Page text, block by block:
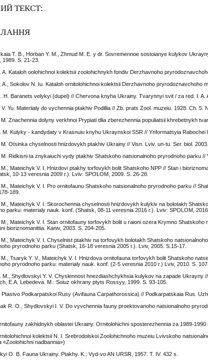
ТЕКСТ:
T. B., Horban Y. M., Zhmud M. E. y dr. Sovremennoe sostoianye kulykov
1989. S. 21-23.
A. Kataloh oolohichnoi kolektsii zoolohichnykh fondiv Derzhavnoho
A., Sokolov N. Iu. Kataloh ornitolohichnoi kolektsii Derzhavnoho pryrodoznavchoho
H. Baranets velykyi (dupel) // Chervona knyha Ukrainy. Tvarynnyi svit / za red. I. A.
V. Yu. Materiialy do vychennia ptakhiv Podillia // Zb. prats Zool. muzeiu. 1928. Ch. 5.
Znachennia dolyny verkhnoi Prypiati dlia zberezhennia populiatsii khrebetnykh
M. Kulyky - kandydaty v Krasnuiu knyhu Ukraynskoi SSR // Ynformatsyia
M. Otsinka chyselnosti hnizdovykh ptakhiv Ukrainy // Visn. Lviv. un-tu. Ser. biol.
M. Ridkisni ta znykaiuchi vydy ptakhiv Shatskoho natsionalnoho pryrodnoho parku //
M., Mateichyk V. I. Hnizdovi ptakhy torfovykh bolit Shatskoho NPP // Stan i
10-13 veresnia 2009 r.). Lviv: SPOLOM, 2009. S. 26-28.
M., Mateichyk V. I. Pro ornitofaunu Shatskoho natsionalnoho pryrodnoho parku //
189.
M., Mateichyk V. I. Skorochennia chyselnosti hnizdovykh kulykiv na bolotakh
parku: materialy nauk. konf. (Shatsk, 08-11 veresnia 2016 r.). Lviv: SPOLOM,
M., Mateichyk V. I. Stan ornitofauny torfovykh bolit u raioni ozera Krymno
bioriznomanittia. Kaniv, 2003. S. 204-205.
M., Mateichyk V. I. Chyselnist ptakhiv na torfovykh bolotakh Shatskoho
pryrodnoho parku (Shatsk, 16-18 veresnia 2005 r.). Lviv, 2005. S.15-17.
M., Tsaryk Y. V., Mateichyk V. I. Hnizdova ornitofauna torfovykh bolit Shatskoho
pryrodnoho parku: materialy nauk. konf. (2-5 veresnia 2010 r.) Lviv, 2010. S.
M., Shydlovskyi Y. V. Chyslennost hnezdiashchykhsia kulykov na zapade Ukrayny
E.A. Lebedeva. M.: Soiuz okhrany ptyts Rossyy, 1999. S. 93-105.
Ptastvo Podkarpatskoi Rusy (Avifauna Carpathorossica) // Podkarpatskaia Rus.
R. O., Shydlovskyi I. V. Do vyvchennia fauny proektovanoho natsionalnoho
zakhidnykh oblastei Ukrainy. Ornitolohichni sposterezhennia za 1989-
kolektsii N. I. Srebrodolskoi Zoolohichnoho muzeiu Lvivskoho
«Zoolohichni nadbannia»)
O. B. Fauna Ukrainy. Ptakhy. K.: Vyd-vo AN URSR, 1957. T. IV. 432 s.